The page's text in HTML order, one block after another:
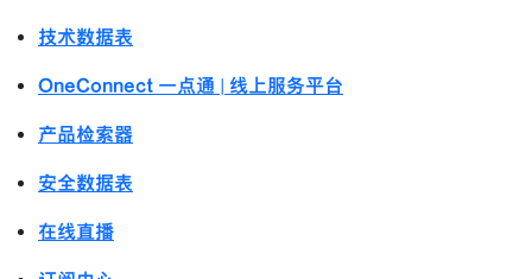
技术数据表
OneConnect 一点通 | 线上服务平台
产品检索器
安全数据表
在线直播